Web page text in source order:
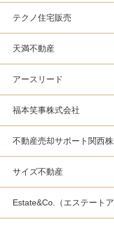
テクノ住宅販売
天満不動産
アースリード
福本笑事株式会社
不動産売却サポート関西
サイズ不動産
Estate&Co.（エステートア